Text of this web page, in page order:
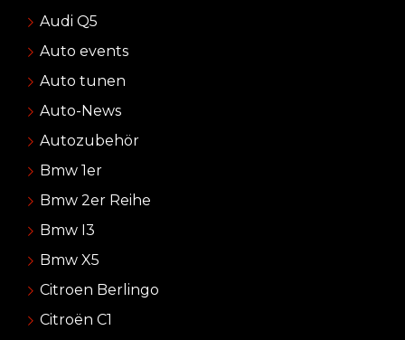
Audi Q5
Auto events
Auto tunen
Auto-News
Autozubehör
Bmw 1er
Bmw 2er Reihe
Bmw I3
Bmw X5
Citroen Berlingo
Citroën C1